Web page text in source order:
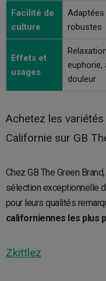
Facilité de
culture
robustes
Effets et
usages
euphorie,
douleur
Achetez les
Californie sur GB
Chez GB The Green
sélection exceptionnelle
pour leurs qualités
californiennes les plus
Zkittlez